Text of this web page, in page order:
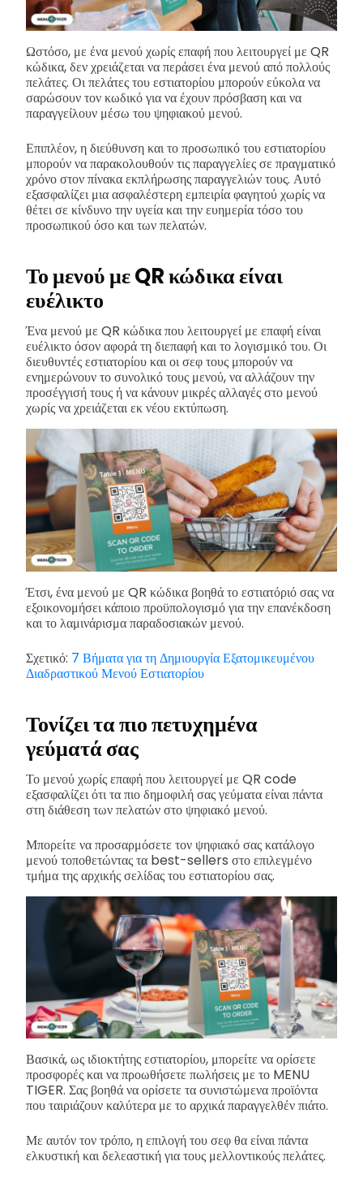
Ωστόσο, με ένα μενού χωρίς επαφή που λειτουργεί με QR
κώδικα, δεν χρειάζεται να περάσει ένα μενού από πολλούς
πελάτες. Οι πελάτες του εστιατορίου μπορούν εύκολα να
σαρώσουν τον κωδικό για να έχουν πρόσβαση και να
παραγγείλουν μέσω του ψηφιακού μενού.
Επιπλέον, η διεύθυνση και το προσωπικό του εστιατορίου
μπορούν να παρακολουθούν τις παραγγελίες σε πραγματικό
χρόνο στον πίνακα εκπλήρωσης παραγγελιών τους. Αυτό
εξασφαλίζει μια ασφαλέστερη εμπειρία φαγητού χωρίς να
θέτει σε κίνδυνο την υγεία και την ευημερία τόσο του
προσωπικού όσο και των πελατών.
Το μενού με QR κώδικα είναι
ευέλικτο
Ένα μενού με QR κώδικα που λειτουργεί με επαφή είναι
ευέλικτο όσον αφορά τη διεπαφή και το λογισμικό του. Οι
διευθυντές εστιατορίου και οι σεφ τους μπορούν να
ενημερώνουν το συνολικό τους μενού, να αλλάζουν την
προσέγγισή τους ή να κάνουν μικρές αλλαγές στο μενού
χωρίς να χρειάζεται εκ νέου εκτύπωση.
Έτσι, ένα μενού με QR κώδικα βοηθά το εστιατόριό σας να
εξοικονομήσει κάποιο προϋπολογισμό για την επανέκδοση
και το λαμινάρισμα παραδοσιακών μενού.
Σχετικό: 7 Βήματα για τη Δημιουργία Εξατομικευμένου
Διαδραστικού Μενού Εστιατορίου
Τονίζει τα πιο πετυχημένα
γεύματά σας
Το μενού χωρίς επαφή που λειτουργεί με QR code
εξασφαλίζει ότι τα πιο δημοφιλή σας γεύματα είναι πάντα
στη διάθεση των πελατών στο ψηφιακό μενού.
Μπορείτε να προσαρμόσετε τον ψηφιακό σας κατάλογο
μενού τοποθετώντας τα best-sellers στο επιλεγμένο
τμήμα της αρχικής σελίδας του εστιατορίου σας.
Βασικά, ως ιδιοκτήτης εστιατορίου, μπορείτε να ορίσετε
προσφορές και να προωθήσετε πωλήσεις με το MENU
TIGER. Σας βοηθά να ορίσετε τα συνιστώμενα προϊόντα
που ταιριάζουν καλύτερα με το αρχικά παραγγελθέν πιάτο.
Με αυτόν τον τρόπο, η επιλογή του σεφ θα είναι πάντα
ελκυστική και δελεαστική για τους μελλοντικούς πελάτες.